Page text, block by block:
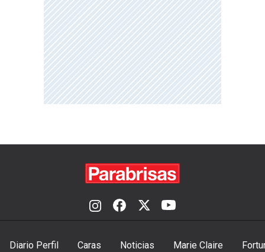
Diario Perfil Caras Noticias Marie Claire